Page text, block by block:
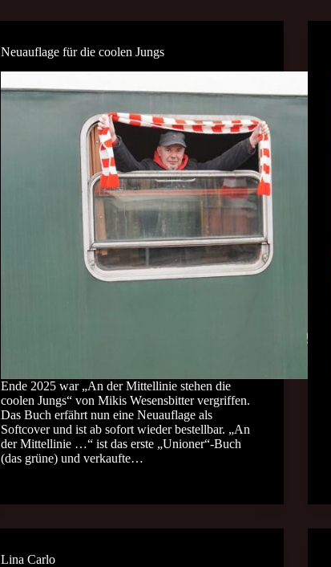
Neuauflage für die coolen Jungs
Ende 2025 war „An der Mittellinie stehen die
coolen Jungs“ von Mikis Wesensbitter vergriffen.
Das Buch erfährt nun eine Neuauflage als
Softcover und ist ab sofort wieder bestellbar. „An
der Mittellinie …“ ist das erste „Unioner“-Buch
(das grüne) und verkaufte…
Lina Carlo